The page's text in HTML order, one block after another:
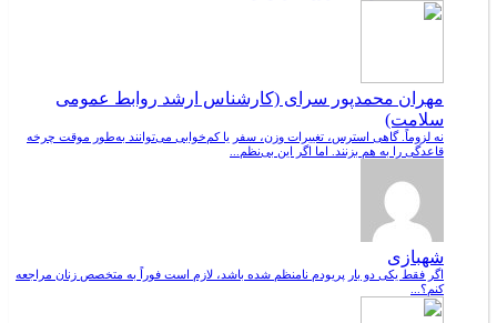
مهران محمدپور سرای (کارشناس ارشد روابط عمومی
سلامت)
نه لزوماً. گاهی استرس، تغییرات وزن، سفر یا کم‌خوابی می‌توانند به‌طور موقت چرخه
قاعدگی را به هم بزنند. اما اگر این بی‌نظم...
شهبازی
اگر فقط یکی دو بار پریودم نامنظم شده باشد، لازم است فوراً به متخصص زنان مراجعه
کنم؟...